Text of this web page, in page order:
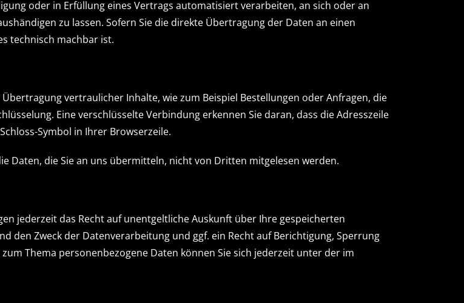
oder in Erfüllung eines Vertrags automatisiert verarbeiten, an sich oder an
zu lassen. Sofern Sie die direkte Übertragung der Daten an einen
technisch machbar ist.
vertraulicher Inhalte, wie zum Beispiel Bestellungen oder Anfragen, die
Eine verschlüsselte Verbindung erkennen Sie daran, dass die Adresszeile
Symbol in Ihrer Browserzeile.
Daten, die Sie an uns übermitteln, nicht von Dritten mitgelesen werden.
jederzeit das Recht auf unentgeltliche Auskunft über Ihre gespeicherten
den Zweck der Datenverarbeitung und ggf. ein Recht auf Berichtigung, Sperrung
Thema personenbezogene Daten können Sie sich jederzeit unter der im